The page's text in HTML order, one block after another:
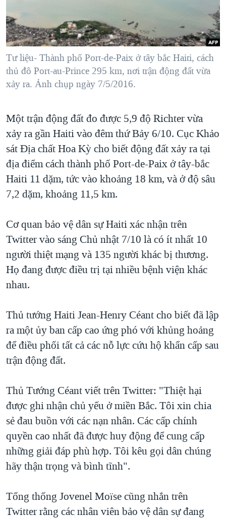
"Tìm"
ĐỜI SỐNG
KINH TẾ
KHOA HỌC
SỨC KHOẺ
THỂ THAO
GIÁO DỤC
HÀNH TRÌNH BẦU CỬ 2024
MỘT NĂM CHIẾN TRANH TẠI DẢI GAZA
GIẢI MÃ VÀNH ĐAI & CON ĐƯỜNG
NGÀY TỊ NẠN THẾ GIỚI
CHI PHÍ CHIẾN TRANH AFGHANISTAN
CÁC GIÁ TRỊ CỘNG HÒA Ở VIỆT NAM
THƯỢNG ĐỈNH TRUMP-KIM TẠI VIỆT NAM
TRỊNH VĨNH BÌNH VS. CHÍNH PHỦ VIỆT NAM
NGƯ DÂN VIỆT VÀ LÀN SÓNG TRỘM HẢI SÂM
BÊN KIA QUỐC LỘ: TIẾNG VỌNG TỪ NÔNG THÔN MỸ
QUAN HỆ VIỆT MỸ
VIDEO
NGHE
MẠNG XÃ HỘI
Tư liệu- Thành phố Port-de-Paix ở tây bắc Haiti, cách
thủ đô Port-au-Prince 295 km, nơi trận động đất vừa
xảy ra. Ảnh chụp ngày 7/5/2016.
Một trận động đất đo được 5,9 độ Richter vừa
xảy ra gần Haiti vào đêm thứ Bảy 6/10. Cục Khảo
sát Địa chất Hoa Kỳ cho biết động đất xảy ra tại
địa điểm cách thành phố Port-de-Paix ở tây-bắc
Haiti 11 dặm, tức vào khoảng 18 km, và ở độ sâu
7,2 dặm, khoảng 11,5 km.
Cơ quan bảo vệ dân sự Haiti xác nhận trên
Twitter vào sáng Chủ nhật 7/10 là có ít nhất 10
người thiệt mạng và 135 người khác bị thương.
Họ đang được điều trị tại nhiều bệnh viện khác
nhau.
Thủ tướng Haiti Jean-Henry Céant cho biết đã lập
ra một ủy ban cấp cao ứng phó với khủng hoảng
để điều phối tất cả các nỗ lực cứu hộ khẩn cấp sau
trận động đất.
Thủ Tướng Céant viết trên Twitter: "Thiệt hại
được ghi nhận chủ yếu ở miền Bắc. Tôi xin chia
sẻ đau buồn với các nạn nhân. Các cấp chính
quyền cao nhất đã được huy động để cung cấp
những giải đáp phù hợp. Tôi kêu gọi dân chúng
hãy thận trọng và bình tĩnh".
Tổng thống Jovenel Moïse cũng nhắn trên
Twitter rằng các nhân viên bảo vệ dân sự đang